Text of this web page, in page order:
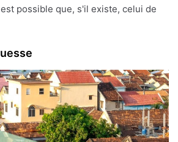
possible que, s'il existe, celui de